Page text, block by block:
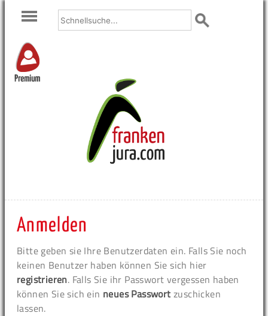
Premium
Anmelden
Bitte geben sie Ihre Benutzerdaten ein. Falls Sie noch
keinen Benutzer haben können Sie sich hier
registrieren. Falls Sie ihr Passwort vergessen haben
können Sie sich ein neues Passwort zuschicken
lassen.